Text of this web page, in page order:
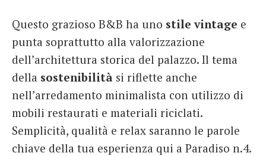
Questo grazioso B&B ha uno stile vintage e
punta soprattutto alla valorizzazione
dell’architettura storica del palazzo. Il tema
della sostenibilità si riflette anche
nell’arredamento minimalista con utilizzo di
mobili restaurati e materiali riciclati.
Semplicità, qualità e relax saranno le parole
chiave della tua esperienza qui a Paradiso n.4.